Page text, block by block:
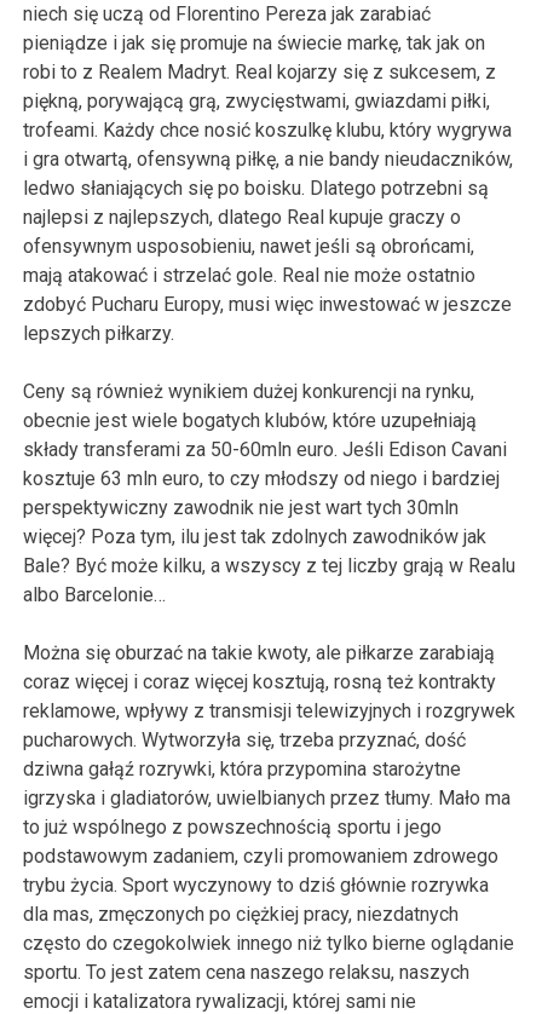
niech się uczą od Florentino Pereza jak zarabiać
pieniądze i jak się promuje na świecie markę, tak jak on
robi to z Realem Madryt. Real kojarzy się z sukcesem, z
piękną, porywającą grą, zwycięstwami, gwiazdami piłki,
trofeami. Każdy chce nosić koszulkę klubu, który wygrywa
i gra otwartą, ofensywną piłkę, a nie bandy nieudaczników,
ledwo słaniających się po boisku. Dlatego potrzebni są
najlepsi z najlepszych, dlatego Real kupuje graczy o
ofensywnym usposobieniu, nawet jeśli są obrońcami,
mają atakować i strzelać gole. Real nie może ostatnio
zdobyć Pucharu Europy, musi więc inwestować w jeszcze
lepszych piłkarzy.
Ceny są również wynikiem dużej konkurencji na rynku,
obecnie jest wiele bogatych klubów, które uzupełniają
składy transferami za 50-60mln euro. Jeśli Edison Cavani
kosztuje 63 mln euro, to czy młodszy od niego i bardziej
perspektywiczny zawodnik nie jest wart tych 30mln
więcej? Poza tym, ilu jest tak zdolnych zawodników jak
Bale? Być może kilku, a wszyscy z tej liczby grają w Realu
albo Barcelonie…
Można się oburzać na takie kwoty, ale piłkarze zarabiają
coraz więcej i coraz więcej kosztują, rosną też kontrakty
reklamowe, wpływy z transmisji telewizyjnych i rozgrywek
pucharowych. Wytworzyła się, trzeba przyznać, dość
dziwna gałąź rozrywki, która przypomina starożytne
igrzyska i gladiatorów, uwielbianych przez tłumy. Mało ma
to już wspólnego z powszechnością sportu i jego
podstawowym zadaniem, czyli promowaniem zdrowego
trybu życia. Sport wyczynowy to dziś głównie rozrywka
dla mas, zmęczonych po ciężkiej pracy, niezdatnych
często do czegokolwiek innego niż tylko bierne oglądanie
sportu. To jest zatem cena naszego relaksu, naszych
emocji i katalizatora rywalizacji, której sami nie